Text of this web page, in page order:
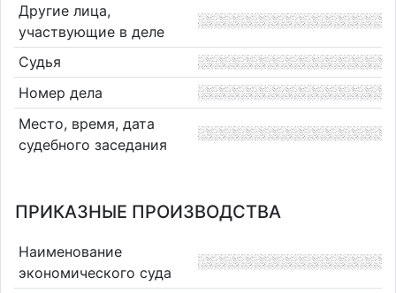
Другие лица,
участвующие в деле
Судья
Номер дела
Место, время, дата
судебного заседания
ПРИКАЗНЫЕ ПРОИЗВОДСТВА
Наименование
экономического суда